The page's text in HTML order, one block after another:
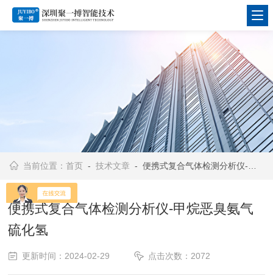
当前位置：首页 -技术文章 - 便携式复合气体检测分析仪-甲烷恶臭氨气硫化氢
便携式复合气体检测分析仪-甲烷恶臭氨气
硫化氢
更新时间：2024-02-29 点击次数：2072